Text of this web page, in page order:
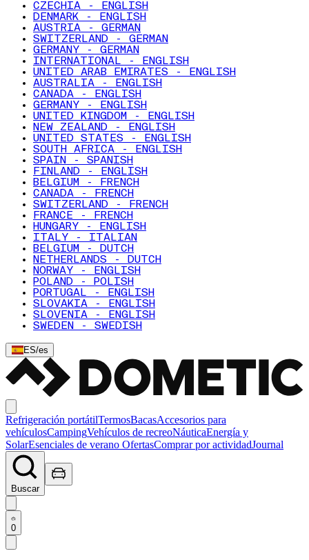
CZECHIA - ENGLISH
DENMARK - ENGLISH
AUSTRIA - GERMAN
SWITZERLAND - GERMAN
GERMANY - GERMAN
INTERNATIONAL - ENGLISH
UNITED ARAB EMIRATES - ENGLISH
AUSTRALIA - ENGLISH
CANADA - ENGLISH
GERMANY - ENGLISH
UNITED KINGDOM - ENGLISH
NEW ZEALAND - ENGLISH
UNITED STATES - ENGLISH
SOUTH AFRICA - ENGLISH
SPAIN - SPANISH
FINLAND - ENGLISH
BELGIUM - FRENCH
CANADA - FRENCH
SWITZERLAND - FRENCH
FRANCE - FRENCH
HUNGARY - ENGLISH
ITALY - ITALIAN
BELGIUM - DUTCH
NETHERLANDS - DUTCH
NORWAY - ENGLISH
POLAND - POLISH
PORTUGAL - ENGLISH
SLOVAKIA - ENGLISH
SLOVENIA - ENGLISH
SWEDEN - SWEDISH
ES/es
Refrigeración portátilTermosBacasAccesorios para
vehículosCampingVehículos de recreoNáuticaEnergía y
SolarEsenciales de verano OfertasComprar por actividadJournal
Buscar
0